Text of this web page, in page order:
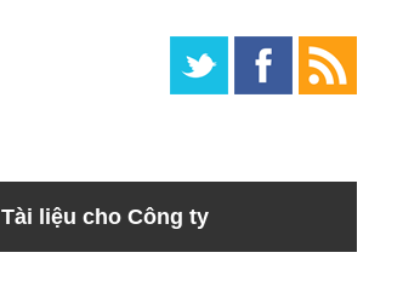
Tài liệu cho Công ty